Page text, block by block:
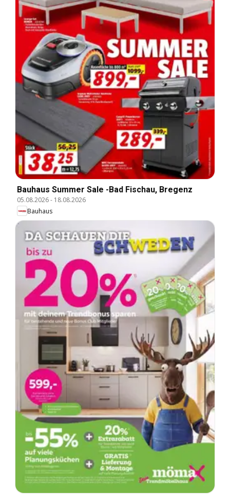
Bauhaus Summer Sale -Bad Fischau, Bregenz
05.08.2026- 18.08.2026
Bauhaus